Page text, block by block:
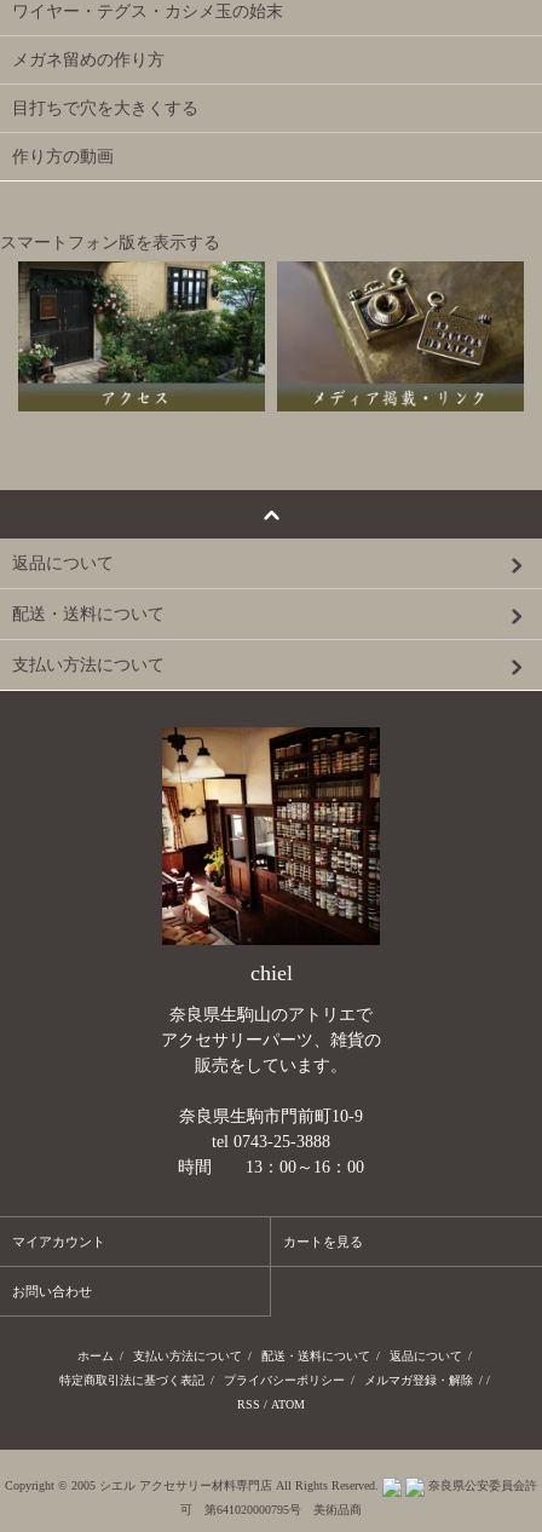
ワイヤー・テグス・カシメ玉の始末
メガネ留めの作り方
目打ちで穴を大きくする
作り方の動画
スマートフォン版を表示する
返品について
配送・送料について
支払い方法について
chiel
奈良県生駒山のアトリエで
アクセサリーパーツ、雑貨の
販売をしています。
奈良県生駒市門前町10-9
tel 0743-25-3888
時間 13：00～16：00
マイアカウント カートを見る
お問い合わせ
ホーム / 支払い方法について / 配送・送料について / 返品について /
特定商取引法に基づく表記 / プライバシーポリシー / メルマガ登録・解除 / /
RSS / ATOM
Copyright © 2005 シエル アクセサリー材料専門店 All Rights Reserved.
奈良県公安委員会許
可 第641020000795号 美術品商